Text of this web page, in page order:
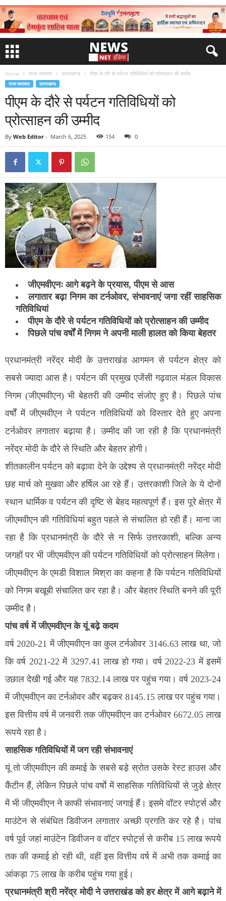
Home राज्य समाचार उत्तराखण्ड पीएम के दौरे से पर्यटन गतिविधियों को प्रोत्साहन की उम्मीद
राज्य समाचार उत्तराखण्ड
पीएम के दौरे से पर्यटन गतिविधियों को
प्रोत्साहन की उम्मीद
By Web Editor - March 6, 2025 154 0
जीएमवीएनः आगे बढ़ने के प्रयास, पीएम से आस
लगातार बढ़ा निगम का टर्नओवर, संभावनाएं जगा रहीं साहसिक
गतिविधियां
पीएम के दौरे से पर्यटन गतिविधियों को प्रोत्साहन की उम्मीद
पिछले पांच वर्षों में निगम ने अपनी माली हालत को किया बेहतर
प्रधानमंत्री नरेंद्र मोदी के उत्तराखंड आगमन से पर्यटन क्षेत्र को
सबसे ज्यादा आस है। पर्यटन की प्रमुख एजेंसी गढ़वाल मंडल विकास
निगम (जीएमवीएन) भी बेहतरी की उम्मीद संजोए हुए है। पिछले पांच
वर्षों में जीएमवीएन ने पर्यटन गतिविधियों को विस्तार देते हुए अपना
टर्नओवर लगातार बढ़ाया है। उम्मीद की जा रही है कि प्रधानमंत्री
नरेंद्र मोदी के दौरे से स्थिति और बेहतर होगी।
शीतकालीन पर्यटन को बढ़ावा देने के उद्देश्य से प्रधानमंत्री नरेंद्र मोदी
छह मार्च को मुखवा और हर्षिल आ रहे हैं। उत्तरकाशी जिले के ये दोनों
स्थान धार्मिक व पर्यटन की दृष्टि से बेहद महत्वपूर्ण हैं। इस पूरे क्षेत्र में
जीएमवीएन की गतिविधियां बहुत पहले से संचालित हो रही हैं। माना जा
रहा है कि प्रधानमंत्री के दौरे से न सिर्फ उत्तरकाशी, बल्कि अन्य
जगहों पर भी जीएमवीएन की पर्यटन गतिविधियों को प्रोत्साहन मिलेगा।
जीएमवीएन के एमडी विशाल मिश्रा का कहना है कि पर्यटन गतिविधियों
को निगम बखूबी संचालित कर रहा है। और बेहतर स्थिति बनने की पूरी
उम्मीद है।
पांच वर्ष में जीएमवीएन के यूं बढ़े कदम
वर्ष 2020-21 में जीएमवीएन का कुल टर्नओवर 3146.63 लाख था, जो
कि वर्ष 2021-22 में 3297.41 लाख हो गया। वर्ष 2022-23 में इसमें
उछाल देखी गई और यह 7832.14 लाख पर पहुंच गया। वर्ष 2023-24
में जीएमवीएन का टर्नओवर और बढ़कर 8145.15 लाख पर पहुंच गया।
इस वित्तीय वर्ष में जनवरी तक जीएमवीएन का टर्नओवर 6672.05 लाख
रूपये रहा है।
साहसिक गतिविधियों में जग रही संभावनाएं
यूं तो जीएमवीएन की कमाई केे सबसे बडे़ स्रोत उसके रेस्ट हाउस और
कैंटीन हैं, लेकिन पिछले पांच वर्षाे में साहसिक गतिविधियों से जुडे़ क्षेत्र
में भी जीएमवीएन ने काफी संभावनाएं जगाई हैं। इसमे वॉटर स्पोर्ट्स और
माउंटेन से संबंधित डिवीजन लगातार अच्छी प्रगति कर रहे है। पांच
वर्ष पूर्व जहां माउंटेन डिवीजन व वॉटर स्पोर्ट्स से करीब 15 लाख रूपये
तक की कमाई हो रही थी, वहीं इस वित्तीय वर्ष में अभी तक कमाई का
आंकड़ा 75 लाख के करीब पहुंच गया हुई।
प्रधानमंत्री श्री नरेंद्र मोदी ने उत्तराखंड को हर क्षेत्र में आगे बढ़ाने में